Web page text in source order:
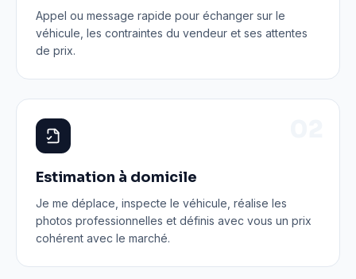
Appel ou message rapide pour échanger sur le
véhicule, les contraintes du vendeur et ses attentes
de prix.
Estimation à domicile
Je me déplace, inspecte le véhicule, réalise les
photos professionnelles et définis avec vous un prix
cohérent avec le marché.